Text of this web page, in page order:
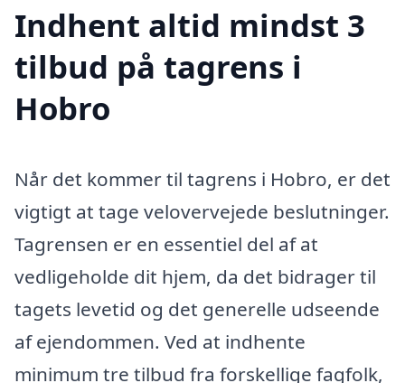
Indhent altid mindst 3
tilbud på tagrens i
Hobro
Når det kommer til tagrens i Hobro, er det
vigtigt at tage velovervejede beslutninger.
Tagrensen er en essentiel del af at
vedligeholde dit hjem, da det bidrager til
tagets levetid og det generelle udseende
af ejendommen. Ved at indhente
minimum tre tilbud fra forskellige fagfolk,